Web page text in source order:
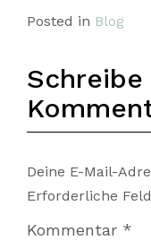
Posted in Blog
Schreibe
Deine E-Mail-
Erforderliche
Kommentar *